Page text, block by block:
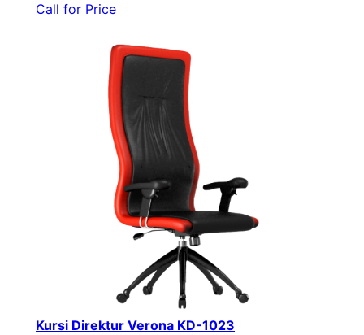
Call for Price
Kursi Direktur Verona KD-1023